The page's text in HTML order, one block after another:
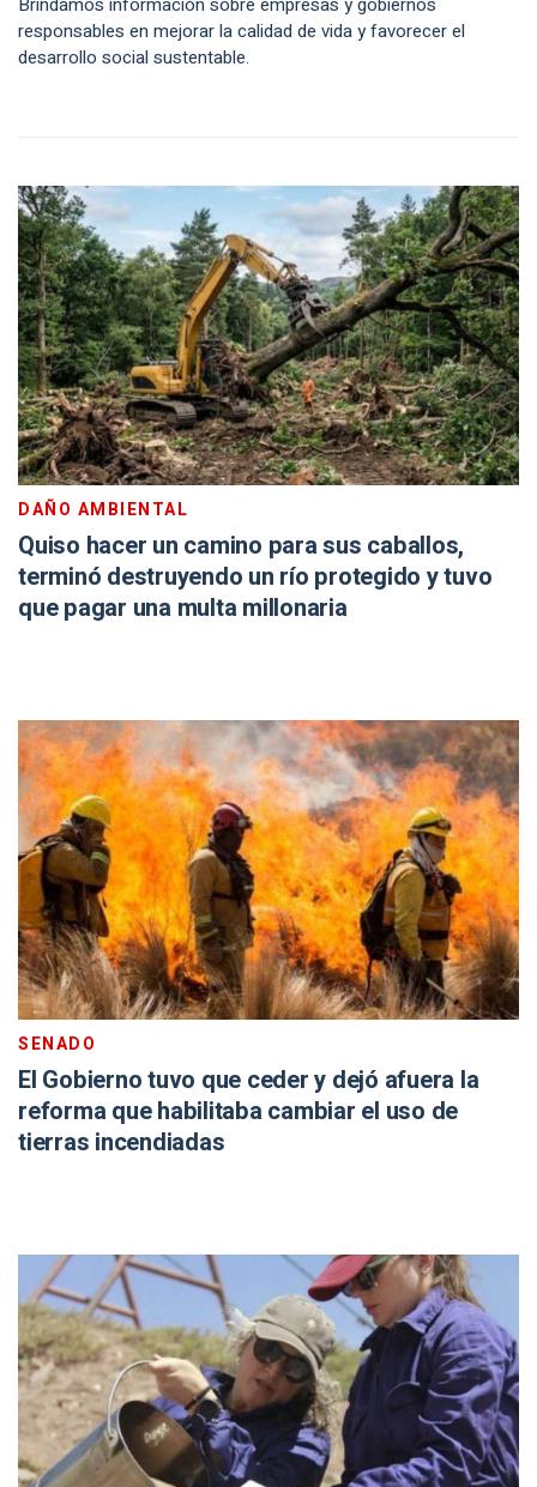
responsables en mejorar la calidad de vida y favorecer el
desarrollo social sustentable.
DAÑO AMBIENTAL
Quiso hacer un camino para sus caballos,
terminó destruyendo un río protegido y tuvo
que pagar una multa millonaria
SENADO
El Gobierno tuvo que ceder y dejó afuera la
reforma que habilitaba cambiar el uso de
tierras incendiadas